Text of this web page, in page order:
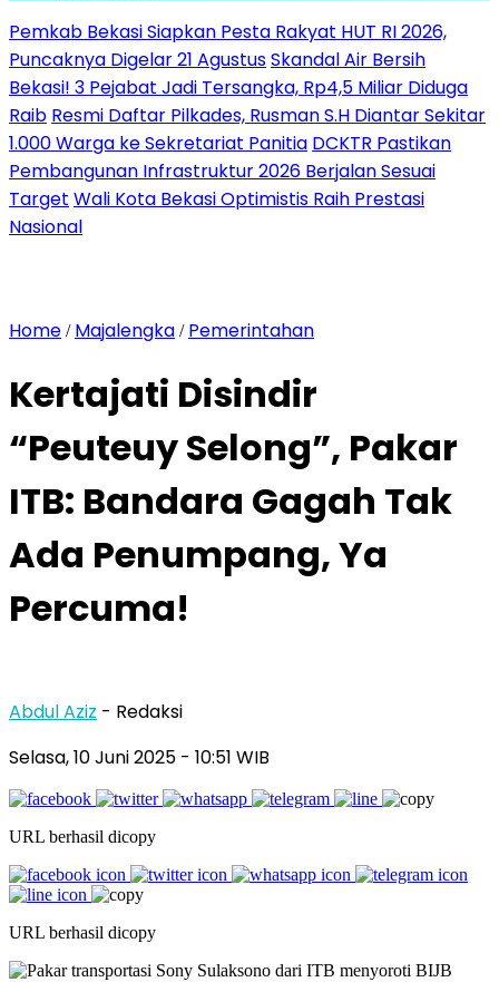
Pemkab Bekasi Siapkan Pesta Rakyat HUT RI 2026,
Puncaknya Digelar 21 AgustusSkandal Air Bersih
Bekasi! 3 Pejabat Jadi Tersangka, Rp4,5 Miliar Diduga
Raib Resmi Daftar Pilkades, Rusman S.H Diantar Sekitar
1.000 Warga ke Sekretariat Panitia DCKTR Pastikan
Pembangunan Infrastruktur 2026 Berjalan Sesuai
Target Wali Kota Bekasi Optimistis Raih Prestasi
Nasional
Home / Majalengka / Pemerintahan
Kertajati Disindir
“Peuteuy Selong”, Pakar
ITB: Bandara Gagah Tak
Ada Penumpang, Ya
Percuma!
Abdul Aziz - Redaksi
Selasa, 10 Juni 2025 - 10:51 WIB
URL berhasil dicopy
URL berhasil dicopy